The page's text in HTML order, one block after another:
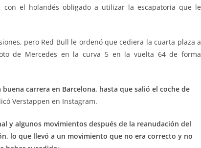
el holandés obligado a utilizar la escapatoria que le
pero Red Bull le ordenó que cediera la cuarta plaza a
de Mercedes en la curva 5 en la vuelta 64 de forma
carrera en Barcelona, hasta que salió el coche de
Verstappen en Instagram.
y algunos movimientos después de la reanudación del
lo que llevó a un movimiento que no era correcto y no